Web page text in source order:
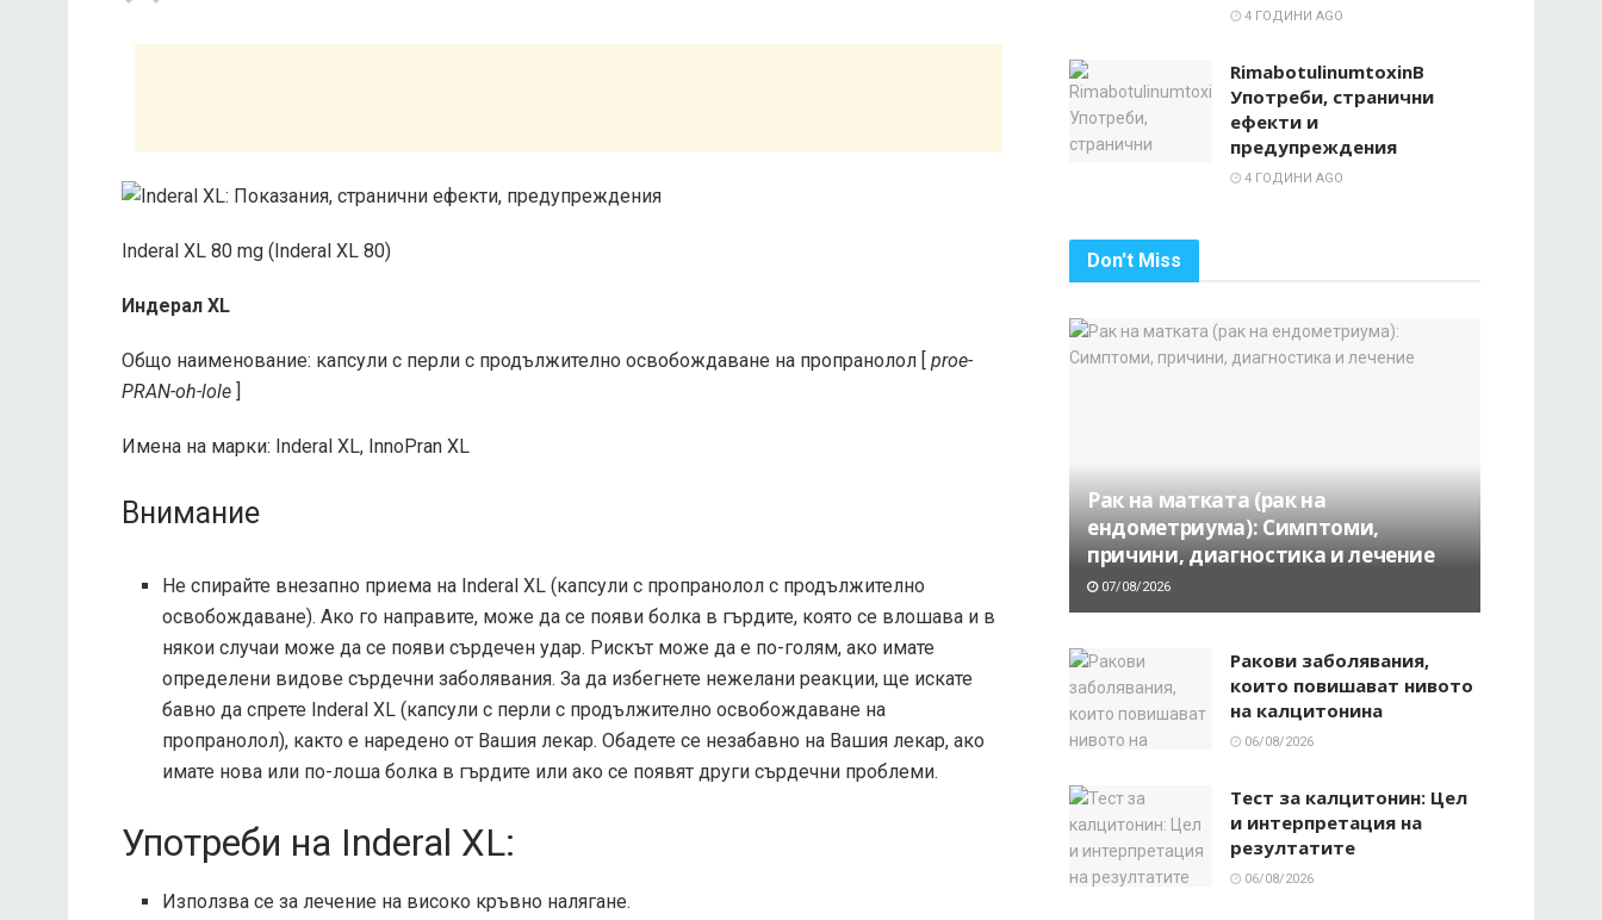
Inderal XL 80 mg (Inderal XL 80)
Индерал XL
Общо наименование: капсули с перли с продължително освобождаване на пропранолол [ proe-
PRAN-oh-lole ]
Имена на марки: Inderal XL, InnoPran XL
Внимание
Не спирайте внезапно приема на Inderal XL (капсули с пропранолол с продължително
освобождаване). Ако го направите, може да се появи болка в гърдите, която се влошава и в
някои случаи може да се появи сърдечен удар. Рискът може да е по-голям, ако имате
определени видове сърдечни заболявания. За да избегнете нежелани реакции, ще искате
бавно да спрете Inderal XL (капсули с перли с продължително освобождаване на
пропранолол), както е наредено от Вашия лекар. Обадете се незабавно на Вашия лекар, ако
имате нова или по-лоша болка в гърдите или ако се появят други сърдечни проблеми.
Употреби на Inderal XL:
Използва се за лечение на високо кръвно налягане.
4 ГОДИНИ AGO
RimabotulinumtoxinB
Употреби, странични
ефекти и
предупреждения
4 ГОДИНИ AGO
Don't Miss
Рак на матката (рак на
ендометриума): Симптоми,
причини, диагностика и лечение
07/08/2026
Ракови заболявания,
които повишават нивото
на калцитонина
06/08/2026
Тест за калцитонин: Цел
и интерпретация на
резултатите
06/08/2026